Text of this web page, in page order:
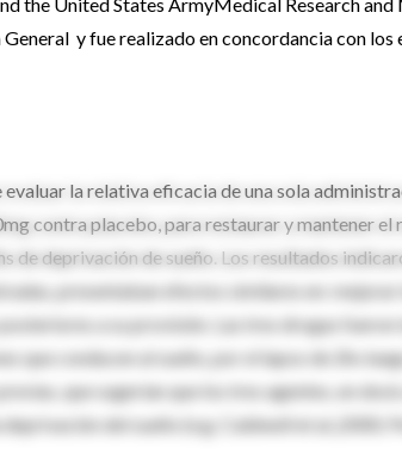
y fue realizado en concordancia con
la relativa eficacia de una sola
contra placebo, para restaurar y mantener
de deprivación de sueño. Los resultados
presentaban efectos similares en:
a su provisión. Las tres drogas
que conducen al sueño, por el lapso de 2hs
que sugerían que los tres agentes, en
del sueño (e.g. Caldwell et al.,2000;